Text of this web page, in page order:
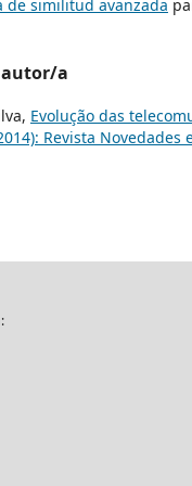
similitud avanzada
autor/a
Evolução das
Revista Novedades